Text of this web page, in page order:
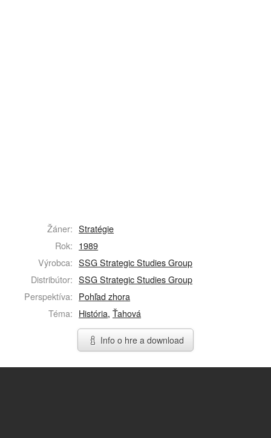
Žáner: Stratégie
Rok: 1989
Výrobca: SSG Strategic Studies Group
Distribútor: SSG Strategic Studies Group
Perspektíva: Pohľad zhora
Téma: História,Ťahová
Info o hre a download